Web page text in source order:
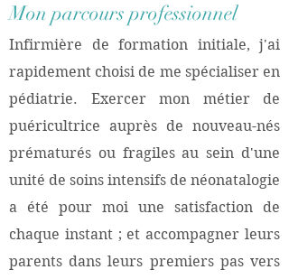
Mon parcours professionnel
Infirmière de formation initiale, j'ai
rapidement choisi de me spécialiser en
pédiatrie. Exercer mon métier de
puéricultrice auprès de nouveau-nés
prématurés ou fragiles au sein d'une
unité de soins intensifs de néonatalogie
a été pour moi une satisfaction de
chaque instant ; et accompagner leurs
parents dans leurs premiers pas vers